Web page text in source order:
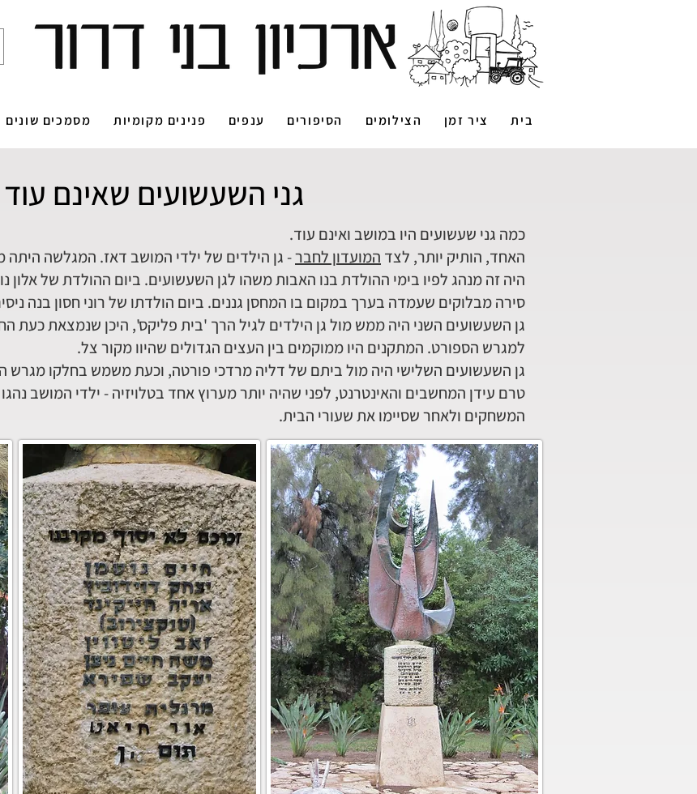
בית ציר זמן הצילומים הסיפורים ענפים פנינים מקומיות מסמכים שונים
גני השעשועים שאינם עוד
כמה גני שעשועים היו במושב ואינם עוד.
האחד, הותיק יותר, לצד המועדון לחבר- גן הילדים של ילדי המושב דאז. המגלשה היתה
היה זה מנהג לפיו בימי ההולדת בנו האבות משהו לגן השעשועים. ביום ההולדת של אלון
סירה מבלוקים שעמדה בערך במקום בו המחסן גננים. ביום הולדתו של רוני חסון בנה
גן השעשועים השני היה ממש מול גן הילדים לגיל הרך 'בית פליקס', היכן שנמצאת כעת
למגרש הספורט. המתקנים היו ממוקמים בין העצים הגדולים שהיוו מקור צל.
גן השעשועים השלישי היה מול ביתם של דליה מרדכי פורטה, וכעת משמש בחלקו מגרש
טרם עידן המחשבים והאינטרנט, לפני שהיה יותר מערוץ אחד בטלויזיה - ילדי המושב
המשחקים ולאחר שסיימו את שעורי הבית.